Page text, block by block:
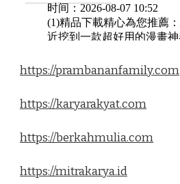
https://prambananfamily.com
https://karyarakyat.com
https://berkahmulia.com
https://mitrakarya.id